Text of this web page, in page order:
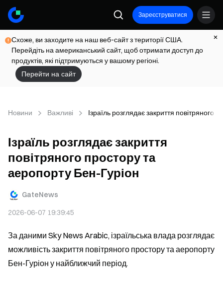
Зареєструватися
Схоже, ви заходите на наш веб-сайт з території США.
Перейдіть на американський сайт, щоб отримати доступ до
продуктів, які підтримуються у вашому регіоні.
Перейти на сайт
Новини Важливі Ізраїль розглядає закриття повітряного
Ізраїль розглядає закриття
повітряного простору та
аеропорту Бен-Гуріон
GateNews
2026-06-07 19:39:45
За даними Sky News Arabic, ізраїльська влада розглядає
можливість закриття повітряного простору та аеропорту
Бен-Гуріон у найближчий період.